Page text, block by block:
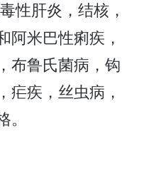
性肝炎，结核，
阿米巴性痢疾，
布鲁氏菌病，钩
疟疾，丝虫病，